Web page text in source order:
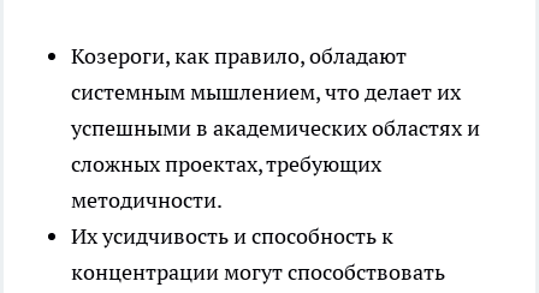
Козероги, как правило, обладают
системным мышлением, что делает их
успешными в академических областях и
сложных проектах, требующих
методичности.
Их усидчивость и способность к
концентрации могут способствовать